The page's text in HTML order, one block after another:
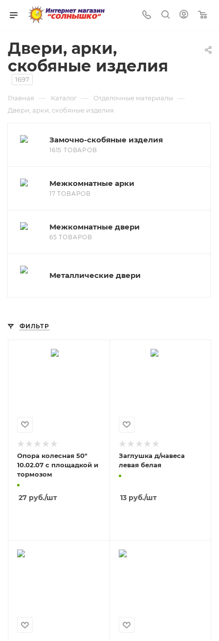
Двери, арки,
скобяные изделия
1697
Главная — Каталог — Отделочные материалы —
Двери, арки, скобяные изделия
Замочно-скобяные изделия
1615 ТОВАРОВ
Межкомнатные арки
17 ТОВАРОВ
Межкомнатные двери
65 ТОВАРОВ
Металлические двери
ФИЛЬТР
Опора колесная 50"
10.02.07 с площадкой и
тормозом
27 руб./шт
Заглушка д/навеса
левая белая
13руб./шт